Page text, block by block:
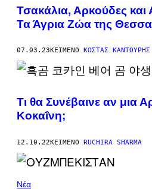
Τσακάλια, Αρκούδες
Τα Άγρια Ζώα της
07.03.23ΚΕΊΜΕΝΟ ΚΏΣΤΑΣ ΚΑΝΤΟΎΡΗΣ
Τι θα Συνέβαινε αν μια
Κοκαΐνη;
12.10.22ΚΕΊΜΕΝΟ RUCHIRA SHARMA
Νέα